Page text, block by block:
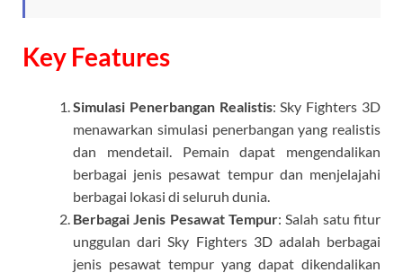
Key Features
Simulasi Penerbangan Realistis: Sky Fighters 3D
menawarkan simulasi penerbangan yang realistis
dan mendetail. Pemain dapat mengendalikan
berbagai jenis pesawat tempur dan menjelajahi
berbagai lokasi di seluruh dunia.
Berbagai Jenis Pesawat Tempur: Salah satu fitur
unggulan dari Sky Fighters 3D adalah berbagai
jenis pesawat tempur yang dapat dikendalikan